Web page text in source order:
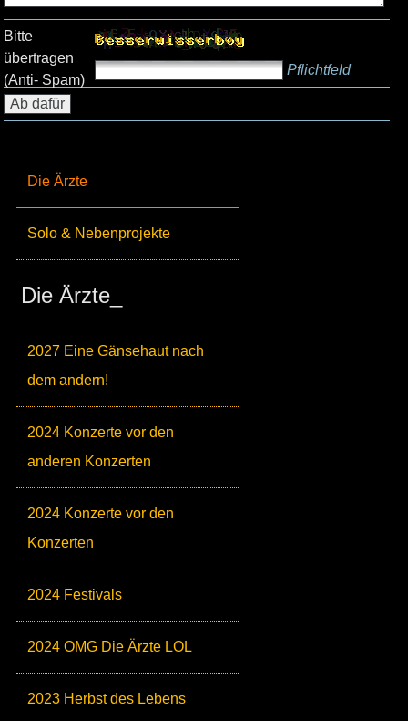
Die Ärzte
Solo & Nebenprojekte
Die Ärzte_
2027 Eine Gänsehaut nach
dem andern!
2024 Konzerte vor den
anderen Konzerten
2024 Konzerte vor den
Konzerten
2024 Festivals
2024 OMG Die Ärzte LOL
2023 Herbst des Lebens
Bitte
übertragen
(Anti- Spam)
Pflichtfeld